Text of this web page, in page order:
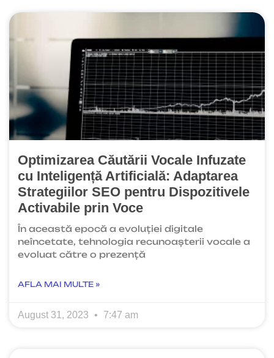
Optimizarea Căutării Vocale Infuzate
cu Inteligență Artificială: Adaptarea
Strategiilor SEO pentru Dispozitivele
Activabile prin Voce
În această epocă a evoluției digitale
neîncetate, tehnologia recunoașterii vocale a
evoluat către o prezență
AFLA MAI MULTE »
August 31, 2023 7:47 am